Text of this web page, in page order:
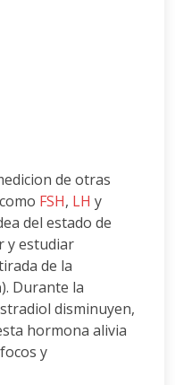
de otras
FSH, LH y
del estado de
y estudiar
de la
). Durante la
disminuyen,
hormona alivia
y